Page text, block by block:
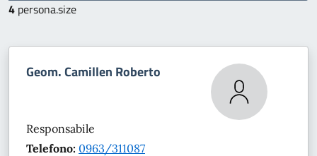
4 persona.size
Geom. Camillen Roberto
Responsabile
Telefono: 0963/311087